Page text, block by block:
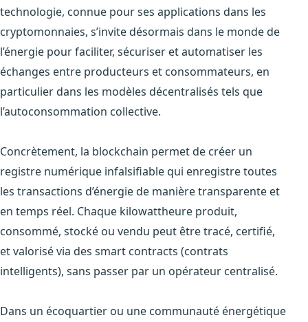
technologie, connue pour ses applications dans les
cryptomonnaies, s’invite désormais dans le monde de
l’énergie pour faciliter, sécuriser et automatiser les
échanges entre producteurs et consommateurs, en
particulier dans les modèles décentralisés tels que
l’autoconsommation collective.
Concrètement, la blockchain permet de créer un
registre numérique infalsifiable qui enregistre toutes
les transactions d’énergie de manière transparente et
en temps réel. Chaque kilowattheure produit,
consommé, stocké ou vendu peut être tracé, certifié,
et valorisé via des smart contracts (contrats
intelligents), sans passer par un opérateur centralisé.
Dans un écoquartier ou une communauté énergétique